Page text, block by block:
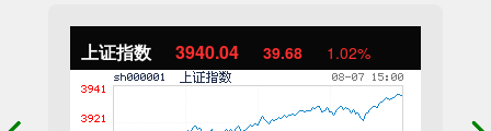
上证指数 3940.04 39.68 1.02%